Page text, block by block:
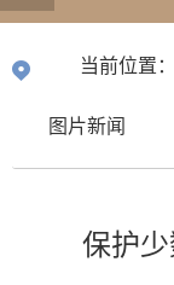
方网
当前位置：
图片新闻
保护